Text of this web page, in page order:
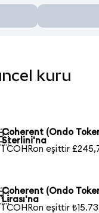
kuru
Coherent (Ondo
Sterlini'na
1 COHRon eşittir
Coherent (Ondo
Lirası'na
1 COHRon eşittir